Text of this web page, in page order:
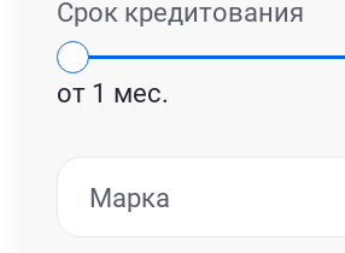
Срок кредитования
от 1 мес.
Марка